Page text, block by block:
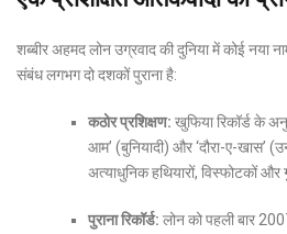
शब्बीर अहमद लोन उग्रवाद की दुनिया में कोई नया
संबंध लगभग दो दशकों पुराना है:
कठोर प्रशिक्षण: खुफिया रिकॉर्ड के
आम’ (बुनियादी) और ‘दौरा-ए-खास’
अत्याधुनिक हथियारों, विस्फोटकों
पुराना रिकॉर्ड: लोन को पहली बार